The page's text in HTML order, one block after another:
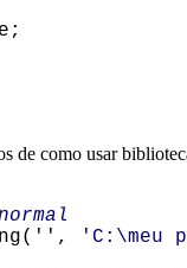
de como usar
'' , 'C:\meu